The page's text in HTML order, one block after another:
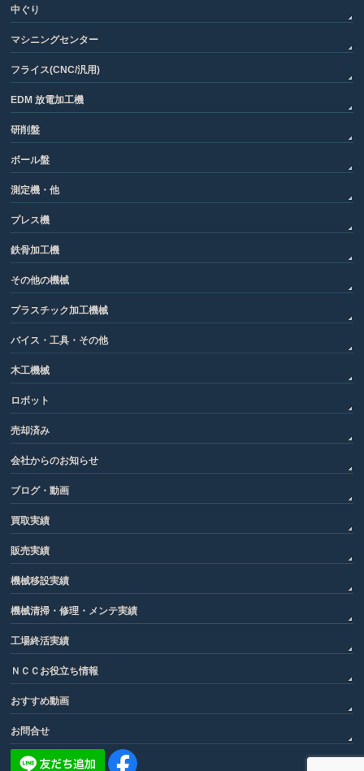
中ぐり
マシニングセンター
フライス(CNC/汎用)
EDM 放電加工機
研削盤
ボール盤
測定機・他
プレス機
鉄骨加工機
その他の機械
プラスチック加工機械
バイス・工具・その他
木工機械
ロボット
売却済み
会社からのお知らせ
ブログ・動画
買取実績
販売実績
機械移設実績
機械清掃・修理・メンテ実績
工場終活実績
ＮＣＣお役立ち情報
おすすめ動画
お問合せ